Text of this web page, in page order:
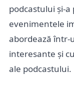
podcastului și-
evenimentele
abordează într-
interesante și
ale podcastului.